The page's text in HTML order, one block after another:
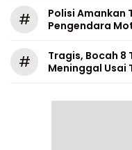
#
Polisi Amankan
Pengendara
#
Tragis, Bocah
Meninggal Usai